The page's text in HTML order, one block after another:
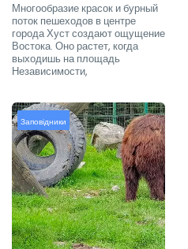
Многообразие красок и бурный
поток пешеходов в центре
города Хуст создают ощущение
Востока. Оно растет, когда
выходишь на площадь
Независимости,
Заповідники